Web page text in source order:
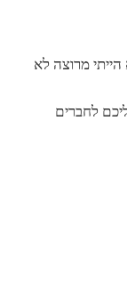
מרוצה לא
לחברים